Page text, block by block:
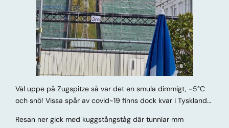
Väl uppe på Zugspitze så var det en smula dimmigt, -5°C
och snö! Vissa spår av covid-19 finns dock kvar i Tyskland…
Resan ner gick med kuggstångståg där tunnlar mm